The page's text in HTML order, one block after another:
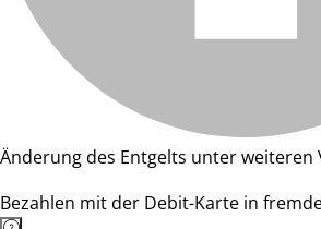
Änderung des Entgelts unter weiteren
Bezahlen mit der Debit-Karte in